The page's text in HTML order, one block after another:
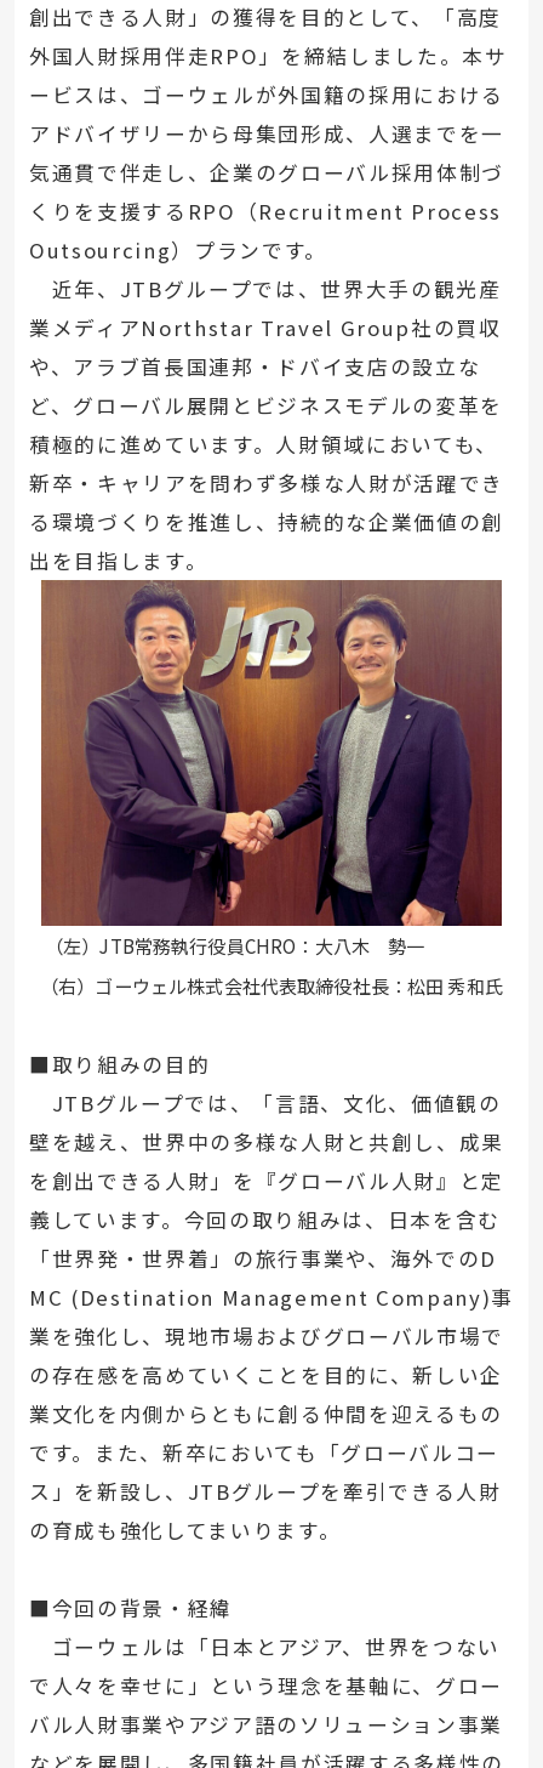
創出できる人財」の獲得を目的として、「高度
外国人財採用伴走RPO」を締結しました。本サ
ービスは、ゴーウェルが外国籍の採用における
アドバイザリーから母集団形成、人選までを一
気通貫で伴走し、企業のグローバル採用体制づ
くりを支援するRPO（Recruitment Process
Outsourcing）プランです。
近年、JTBグループでは、世界大手の観光産
業メディアNorthstar Travel Group社の買収
や、アラブ首長国連邦・ドバイ支店の設立な
ど、グローバル展開とビジネスモデルの変革を
積極的に進めています。人財領域においても、
新卒・キャリアを問わず多様な人財が活躍でき
る環境づくりを推進し、持続的な企業価値の創
出を目指します。
（左）JTB常務執行役員CHRO：大八木 勢一
（右）ゴーウェル株式会社代表取締役社長：松田 秀和氏
■取り組みの目的
JTBグループでは、「言語、文化、価値観の
壁を越え、世界中の多様な人財と共創し、成果
を創出できる人財」を『グローバル人財』と定
義しています。今回の取り組みは、日本を含む
「世界発・世界着」の旅行事業や、海外でのD
MC (Destination Management Company)事
業を強化し、現地市場およびグローバル市場で
の存在感を高めていくことを目的に、新しい企
業文化を内側からともに創る仲間を迎えるもの
です。また、新卒においても「グローバルコー
ス」を新設し、JTBグループを牽引できる人財
の育成も強化してまいります。
■今回の背景・経緯
ゴーウェルは「日本とアジア、世界をつない
で人々を幸せに」という理念を基軸に、グロー
バル人財事業やアジア語のソリューション事業